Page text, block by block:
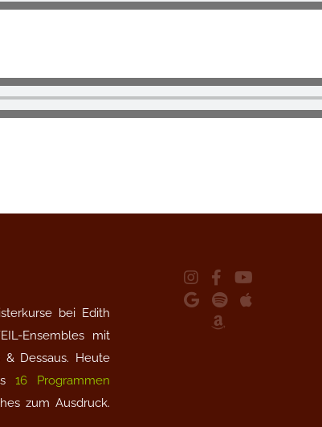
bei Edith
Ensembles mit
Dessaus. Heute
16 Programmen
zum Ausdruck.